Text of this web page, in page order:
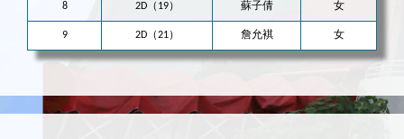
8 2D（19） 蘇子倩 女
9 2D（21） 詹允褀 女